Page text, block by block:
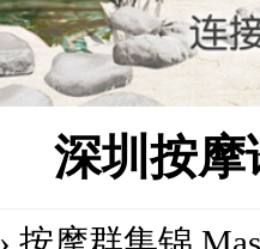
深圳按